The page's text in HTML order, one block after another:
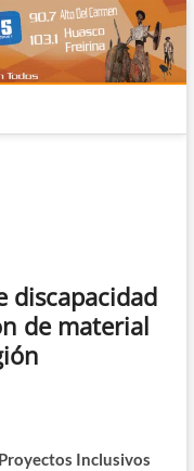
discapacidad
de material
Inclusivos